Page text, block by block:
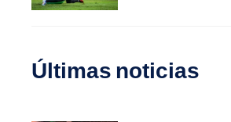
Últimas noticias